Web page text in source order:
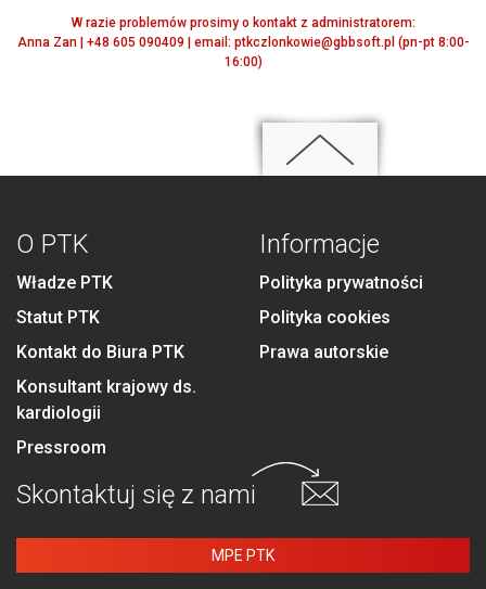
W razie problemów prosimy o kontakt z administratorem:
Anna Zan | +48 605 090409 | email: ptkczlonkowie@gbbsoft.pl (pn-pt 8:00-
16:00)
O PTK
Władze PTK
Statut PTK
Kontakt do Biura PTK
Konsultant krajowy ds.
kardiologii
Pressroom
Informacje
Polityka prywatności
Polityka cookies
Prawa autorskie
Skontaktuj się z nami
MPE PTK